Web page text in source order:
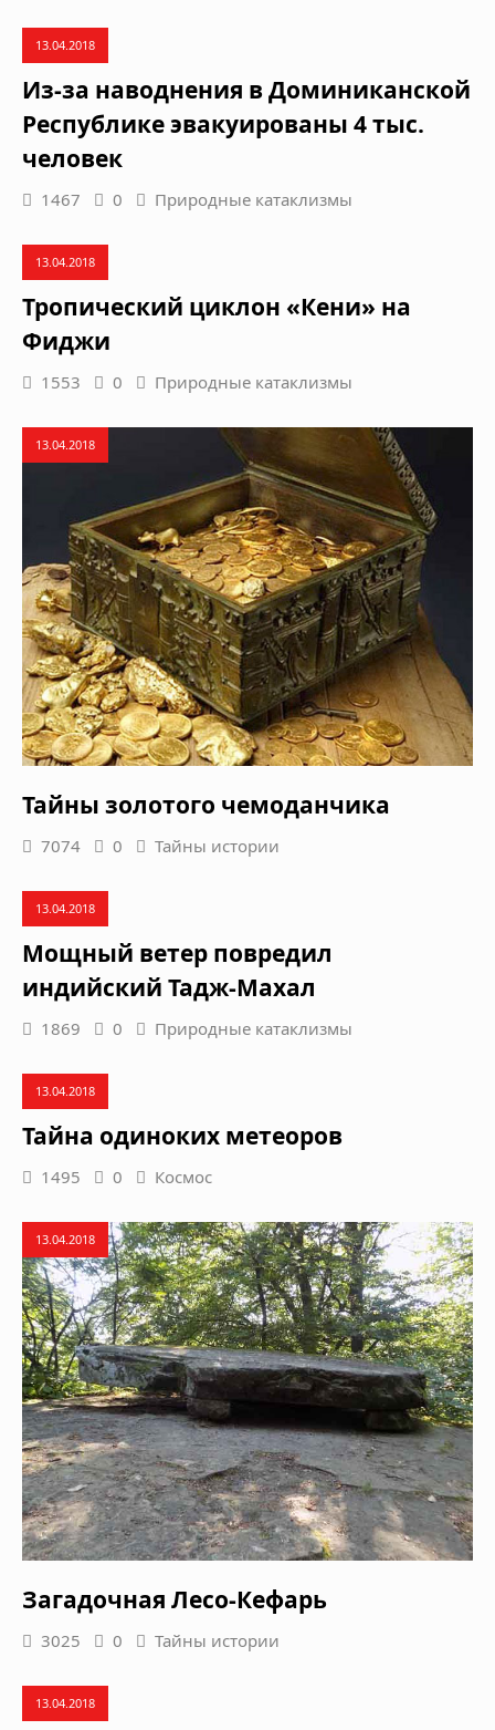
13.04.2018
Из-за наводнения в Доминиканской
Республике эвакуированы 4 тыс.
человек
1467 0 Природные катаклизмы
13.04.2018
Тропический циклон «Кени» на
Фиджи
1553 0 Природные катаклизмы
13.04.2018
Тайны золотого чемоданчика
7074 0 Тайны истории
13.04.2018
Мощный ветер повредил
индийский Тадж-Махал
1869 0 Природные катаклизмы
13.04.2018
Тайна одиноких метеоров
1495 0 Космос
13.04.2018
Загадочная Лесо-Кефарь
3025 0 Тайны истории
13.04.2018